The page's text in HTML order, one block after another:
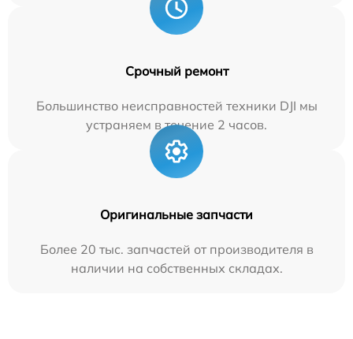
Срочный ремонт
Большинство неисправностей техники DJI мы
устраняем в течение 2 часов.
Оригинальные запчасти
Более 20 тыс. запчастей от производителя в
наличии на собственных складах.